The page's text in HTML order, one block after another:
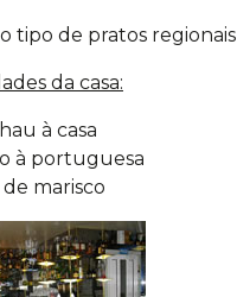
tipo de pratos regionais
da casa:
à casa
à portuguesa
marisco